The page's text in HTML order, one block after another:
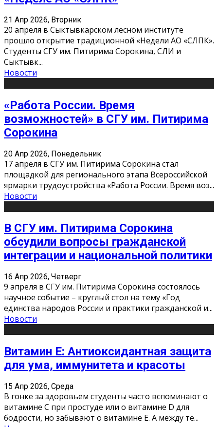
21 Апр 2026, Вторник
20 апреля в Сыктывкарском лесном институте
прошло открытие традиционной «Недели АО «СЛПК».
Студенты СГУ им. Питирима Сорокина, СЛИ и
Сыктывк...
Новости
«Работа России. Время
возможностей» в СГУ им. Питирима
Сорокина
20 Апр 2026, Понедельник
17 апреля в СГУ им. Питирима Сорокина стал
площадкой для регионального этапа Всероссийской
ярмарки трудоустройства «Работа России. Время воз...
Новости
В СГУ им. Питирима Сорокина
обсудили вопросы гражданской
интеграции и национальной политики
16 Апр 2026, Четверг
9 апреля в СГУ им. Питирима Сорокина состоялось
научное событие – круглый стол на тему «Год
единства народов России и практики гражданской и...
Новости
Витамин Е: Антиоксидантная защита
для ума, иммунитета и красоты
15 Апр 2026, Среда
В гонке за здоровьем студенты часто вспоминают о
витамине С при простуде или о витамине D для
бодрости, но забывают о витамине Е. А между те...